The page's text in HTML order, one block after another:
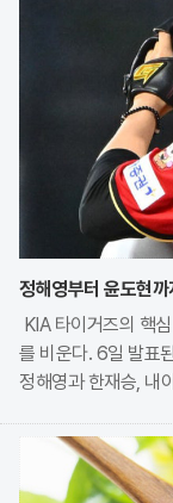
정해영부터 윤도현
KIA 타이거즈의 핵
를 비운다. 6일 발표
정해영과 한재승, 내
을 보였으나, 최종적